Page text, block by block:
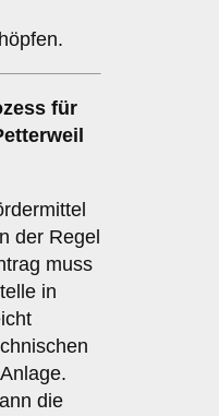
für
der Regel
muss
in
die